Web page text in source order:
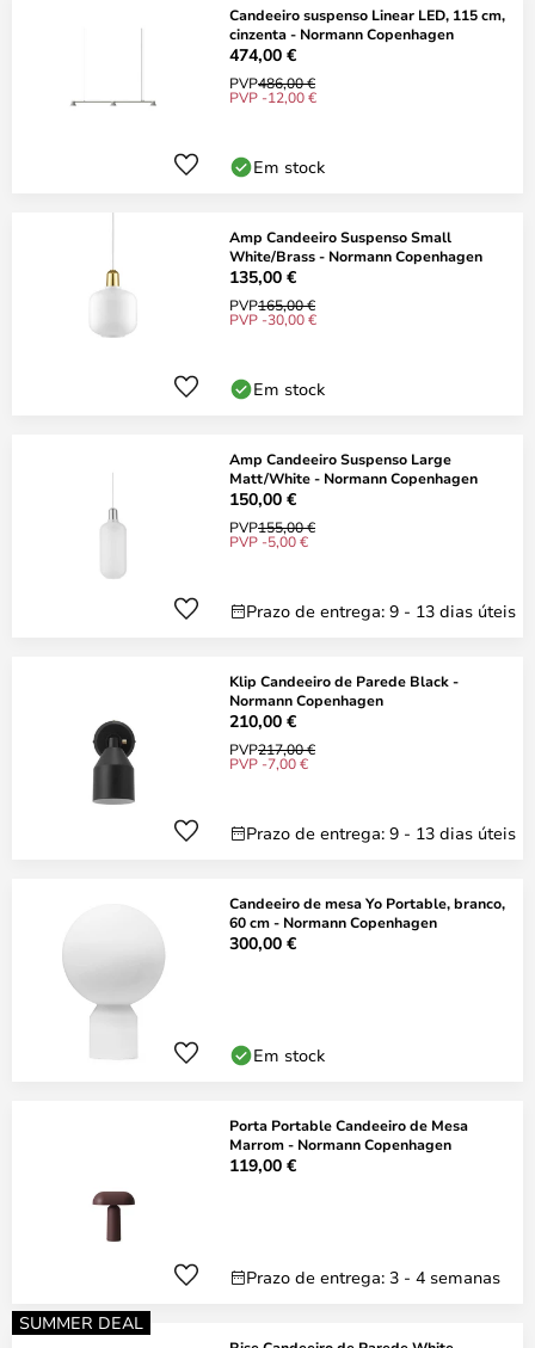
Candeeiro suspenso Linear LED, 115 cm,
cinzenta - Normann Copenhagen
474,00 €
PVP486,00 €
PVP -12,00 €
Em stock
Amp Candeeiro Suspenso Small
White/Brass - Normann Copenhagen
135,00 €
PVP165,00 €
PVP -30,00 €
Em stock
Amp Candeeiro Suspenso Large
Matt/White - Normann Copenhagen
150,00 €
PVP155,00 €
PVP -5,00 €
Prazo de entrega: 9 - 13 dias úteis
Klip Candeeiro de Parede Black -
Normann Copenhagen
210,00 €
PVP217,00 €
PVP -7,00 €
Prazo de entrega: 9 - 13 dias úteis
Candeeiro de mesa Yo Portable, branco,
60 cm - Normann Copenhagen
300,00 €
Em stock
Porta Portable Candeeiro de Mesa
Marrom - Normann Copenhagen
119,00 €
Prazo de entrega: 3 - 4 semanas
SUMMER DEAL